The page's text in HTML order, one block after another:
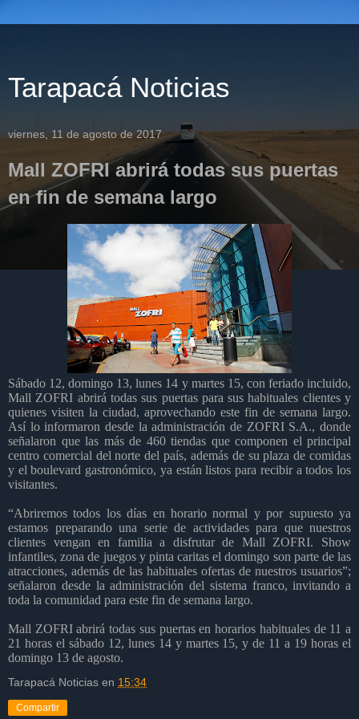
Tarapacá Noticias
viernes, 11 de agosto de 2017
Mall ZOFRI abrirá todas sus puertas
en fin de semana largo
Sábado 12, domingo 13, lunes 14 y martes 15, con feriado incluido,
Mall ZOFRI abrirá todas sus puertas para sus habituales clientes y
quienes visiten la ciudad, aprovechando este fin de semana largo.
Así lo informaron desde la administración de ZOFRI S.A., donde
señalaron que las más de 460 tiendas que componen el principal
centro comercial del norte del país, además de su plaza de comidas
y el boulevard gastronómico, ya están listos para recibir a todos los
visitantes.
“Abriremos todos los días en horario normal y por supuesto ya
estamos preparando una serie de actividades para que nuestros
clientes vengan en familia a disfrutar de Mall ZOFRI. Show
infantiles, zona de juegos y pinta caritas el domingo son parte de las
atracciones, además de las habituales ofertas de nuestros usuarios”;
señalaron desde la administración del sistema franco, invitando a
toda la comunidad para este fin de semana largo.
Mall ZOFRI abrirá todas sus puertas en horarios habituales de 11 a
21 horas el sábado 12, lunes 14 y martes 15, y de 11 a 19 horas el
domingo 13 de agosto.
Tarapacá Noticias en 15:34
Compartir